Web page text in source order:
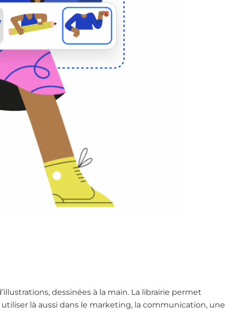
dessinées à la main. La librairie permet
là aussi dans le marketing, la communication, une